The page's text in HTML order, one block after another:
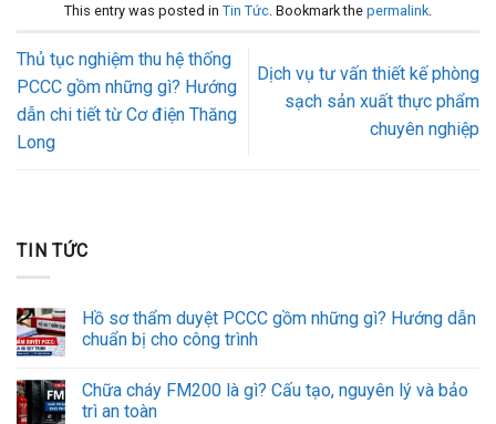
This entry was posted in Tin Tức . Bookmark the permalink
Thủ tục nghiệm thu hệ thống
PCCC gồm những gì? Hướng
dẫn chi tiết từ Cơ điện Thăng
Long
Dịch vụ tư vấn thiết kế phòng
sạch sản xuất thực phẩm
chuyên nghiệp
TIN TỨC
Hồ sơ thẩm duyệt PCCC gồm những gì? Hướng dẫn
chuẩn bị cho công trình
Chữa cháy FM200 là gì? Cấu tạo, nguyên lý và bảo
trì an toàn